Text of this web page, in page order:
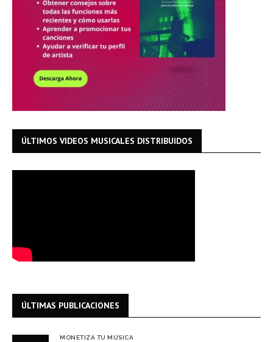
ÚLTIMOS VIDEOS MUSICALES DISTRIBUIDOS
ÚLTIMAS PUBLICACIONES
MONETIZA TU MÚSICA